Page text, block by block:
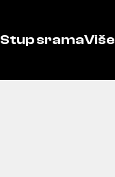
Stup sramaViše